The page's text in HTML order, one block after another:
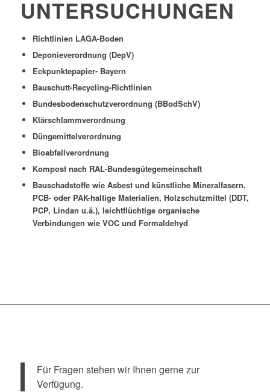
UNTERSUCHUNGEN
Richtlinien LAGA-Boden
Deponieverordnung (DepV)
Eckpunktepapier- Bayern
Bauschutt-Recycling-Richtlinien
Bundesbodenschutzverordnung (BBodSchV)
Klärschlammverordnung
Düngemittelverordnung
Bioabfallverordnung
Kompost nach RAL-Bundesgütegemeinschaft
Bauschadstoffe wie Asbest und künstliche Mineralfasern,
PCB- oder PAK-haltige Materialien, Holzschutzmittel (DDT,
PCP, Lindan u.ä.), leichtflüchtige organische
Verbindungen wie VOC und Formaldehyd
Für Fragen stehen wir Ihnen gerne zur
Verfügung.